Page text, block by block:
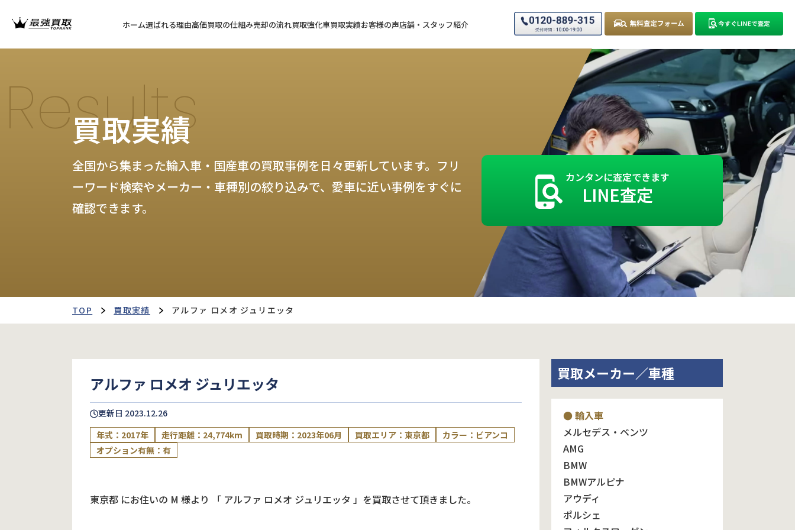
ホーム選ばれる理由高価買取の仕組み売却の流れ買取強化車買取実績お客様の声店舗・スタッフ紹介
Results
買取実績
全国から集まった輸入車・国産車の買取事例を日々更新しています。フリ
ーワード検索やメーカー・車種別の絞り込みで、愛車に近い事例をすぐに
確認できます。
カンタンに査定できます
LINE査定
TOP 買取実績 アルファ ロメオ ジュリエッタ
アルファ ロメオ ジュリエッタ
更新日 2023.12.26
年式：2017年
走行距離：24,774km 買取時期：2023年06月 買取エリア：東京都
カラー：ビアンコ
オプション有無：有
東京都 にお住いの M 様より 「 アルファ ロメオ ジュリエッタ 」を買取させて頂きました。
買取メーカー／車種
● 輸入車
メルセデス・ベンツ
AMG
BMW
BMWアルピナ
アウディ
ポルシェ